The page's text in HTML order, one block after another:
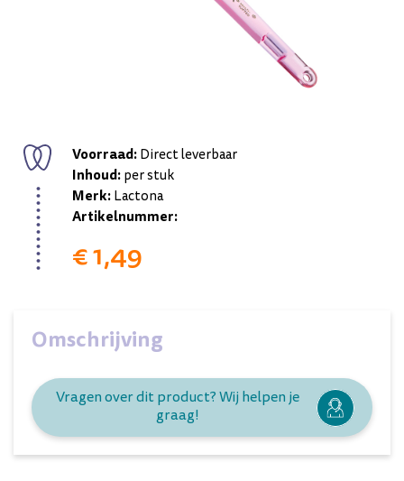
Voorraad:Direct leverbaar
Inhoud:per stuk
Merk:Lactona
Artikelnummer:
€ 1,49
Omschrijving
Vragen over dit product? Wij helpen je
graag!